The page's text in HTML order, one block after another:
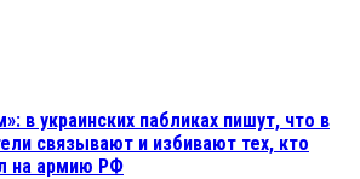
в украинских пабликах пишут, что в
связывают и избивают тех, кто
на армию РФ